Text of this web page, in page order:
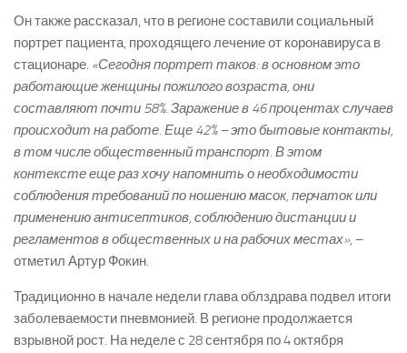
Он также рассказал, что в регионе составили социальный
портрет пациента, проходящего лечение от коронавируса в
стационаре. «Сегодня портрет таков: в основном это
работающие женщины пожилого возраста, они
составляют почти 58%. Заражение в 46 процентах случаев
происходит на работе. Еще 42% – это бытовые контакты,
в том числе общественный транспорт. В этом
контексте еще раз хочу напомнить о необходимости
соблюдения требований по ношению масок, перчаток или
применению антисептиков, соблюдению дистанции и
регламентов в общественных и на рабочих местах», –
отметил Артур Фокин.
Традиционно в начале недели глава облздрава подвел итоги
заболеваемости пневмонией. В регионе продолжается
взрывной рост. На неделе с 28 сентября по 4 октября